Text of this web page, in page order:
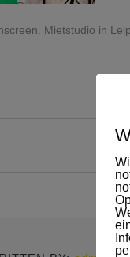
Mietstudio in